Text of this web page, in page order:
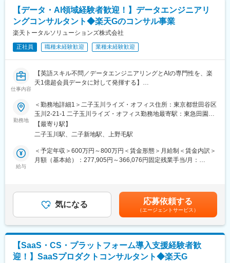
◇店舗AI（Remark AI）など最先端のリテールテック案件
◇営業・ディレクター・PMO等、関与の仕方を柔軟に選択可
◇EC×SNS×AIの掛け合わせ領域での専門性構築機会
◇EC・小売・店舗DX領域以外にも楽天グループ内の様々なプロ
ジェクトに関与し、コンサルタントとしてのスキル・経験値を積
み重ねながら、シニアコンサルタントやディレクターといったキ
ャリアアップを長期的に描いていくことが可能です！
■キャリアパス
でシニアマネージャーやディレクターへ昇格可能
・事業責任者への道：コンサルタントから事業責任者、新規事業
開発担当へのキャリアチェンジ
・グループ横断のキャリア：RTS内の他部門（セールス、ロジス
■当社について
変更の範囲：会社の定める業務
【データ・AI領域経験者歓迎！】データエンジニアリ
ングコンサルタント◆楽天Gのコンサル事業
楽天トータルソリューションズ株式会社
正社員 職種未経験歓迎 業種未経験歓迎
仕事内容
【英語スキル不問／データエンジニアリングとAIの専門性を、楽
天1億超会員データに対して発揮する】
策定からオペレーション実行まで一気通貫のサービスを提供して
います。
今回はコンサルティング事業部の立ち上げに際し、通信キャリ
ア・MVNOの事業の知見をお持ちの方を歓迎いたします！
これまでのご経験を楽天グループの幅広いサービスで発揮してい
ただけます◎
■業務概要
・クライアント対応：ヒアリング、課題整理、報告書作成
※PJはその時々で受託状況に変動がありますのでご了承ください
◇PdM寄り～エンジニア寄りまで役割の幅が広く、適性に応じて
選択可
◇AI×データドリブンマーケティングの先進事例を自ら作る側に
勤務地
＜勤務地詳細1＞二子玉川ライズ・オフィス住所：東京都世田谷区
玉川2-21-1 二子玉川ライズ・オフィス勤務地最寄駅：東急田園都
市、東急大井町線／二子玉川駅受動喫煙対策：屋内喫煙可能場所
あり＜勤務地詳細2＞本社住所：東京都世田谷区玉川1-14-1 楽天
玉川駅受動喫煙対策：屋内全面禁煙変更の範囲：会社の定める事
業所（リモートワーク含む）
【最寄り駅】
二子玉川駅、二子新地駅、上野毛駅
給与
＜予定年収＞600万円～800万円＜賃金形態＞月給制＜賃金内訳＞
月額（基本給）：277,905円～366,076円固定残業手当/月：
想定年収は目安であり、ご経験・スキルに応じて上下する可能性
があります。■昇給…年2回 (1月・7月)■賞与…年2回 (6月・12月)
賃金はあくまでも目安の金額であり、選考を通じて上下する可能
性があります。月給(月額)は固定手当を含めた表記です。
気になる 応募依頼する
（エージェントサービス）
【SaaS・CS・プラットフォーム導入支援経験者歓
迎！】SaaSプロダクトコンサルタント◆楽天G